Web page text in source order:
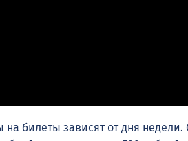
на билеты зависят от дня недели.